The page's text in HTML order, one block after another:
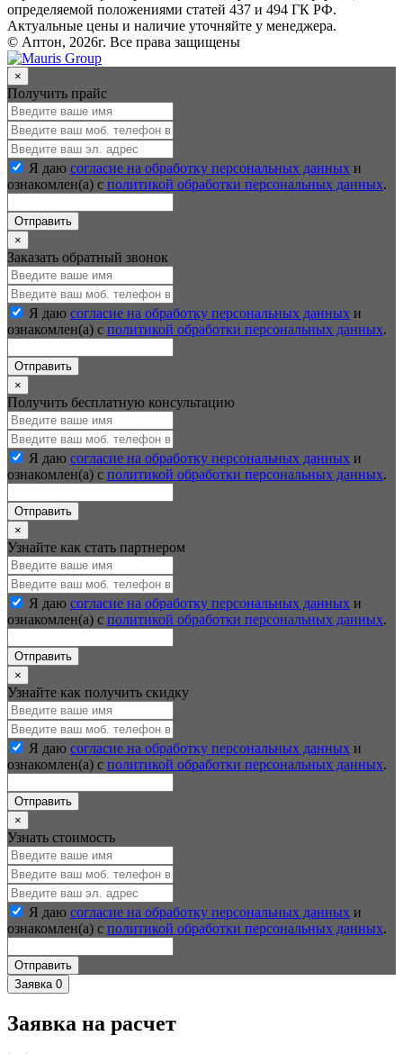
определяемой положениями статей 437 и 494 ГК РФ.
Актуальные цены и наличие уточняйте у менеджера.
© Аптон, 2026г. Все права защищены
×
Получить прайс
Я даю согласие на обработку персональных данных и
ознакомлен(а) с политикой обработки персональных данных.
Отправить
×
Заказать обратный звонок
Я даю согласие на обработку персональных данных и
ознакомлен(а) с политикой обработки персональных данных.
Отправить
×
Получить бесплатную консультацию
Я даю согласие на обработку персональных данных и
ознакомлен(а) с политикой обработки персональных данных.
Отправить
×
Узнайте как стать партнером
Я даю согласие на обработку персональных данных и
ознакомлен(а) с политикой обработки персональных данных.
Отправить
×
Узнайте как получить скидку
Я даю согласие на обработку персональных данных и
ознакомлен(а) с политикой обработки персональных данных.
Отправить
×
Узнать стоимость
Я даю согласие на обработку персональных данных и
ознакомлен(а) с политикой обработки персональных данных.
Отправить
Заявка 0
Заявка на расчет